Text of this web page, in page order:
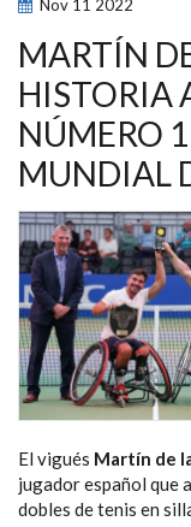
SILLA
DE
A
LOS
DEL
Nov 11 2022
MARTÍN
HISTORIA
NÚMERO
MUNDIAL
El vigués Martín de
jugador español que
dobles de tenis en